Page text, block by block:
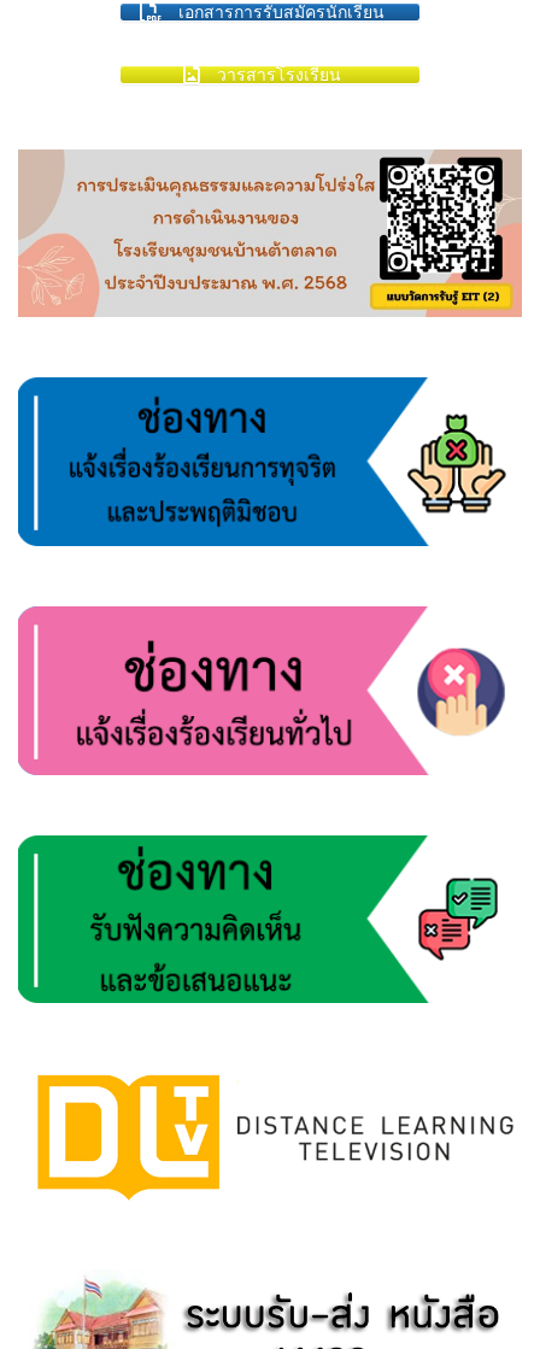
เอกสารการรับสมัครนักเรียน
วารสารโรงเรียน